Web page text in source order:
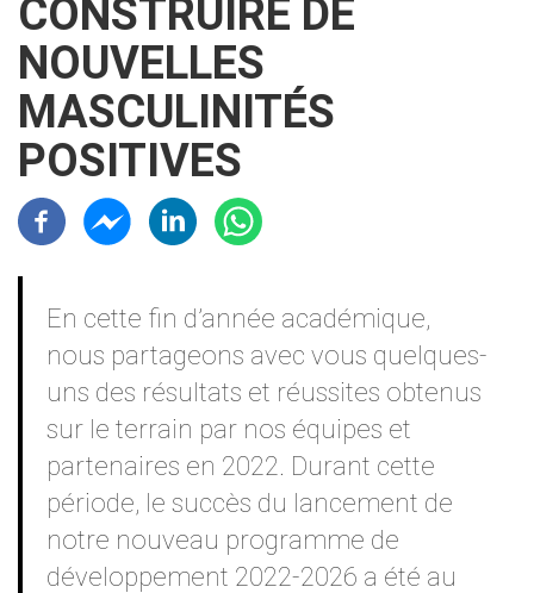
CONSTRUIRE DE
NOUVELLES
MASCULINITÉS
POSITIVES
Résaux sociaux
En cette fin d’année académique,
nous partageons avec vous quelques-
uns des résultats et réussites obtenus
sur le terrain par nos équipes et
partenaires en 2022. Durant cette
période, le succès du lancement de
notre nouveau programme de
développement 2022-2026 a été au